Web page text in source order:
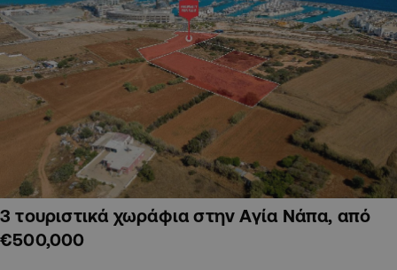
3 τουριστικά χωράφια στην Αγία Νάπα, από
€500,000